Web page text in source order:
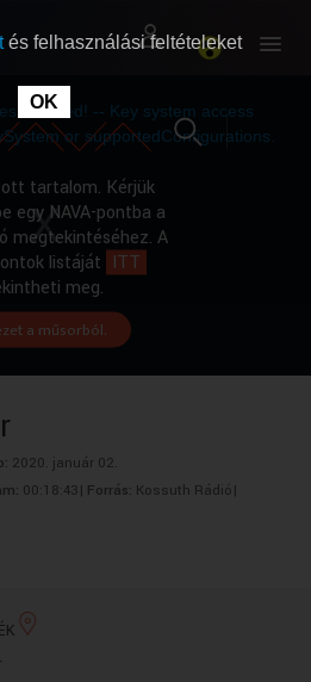
RÓLUNK
OKTATÁS
RÓLUNK
OKTATÁS
Denied! -- Key system access
or supportedConfigurations.
tartalom. Kérjük
egy NAVA-pontba a
megtekintéséhez. A
listáját ITT
meg.
a műsorból.
2020. január 02.
00:18:43| Forrás: Kossuth Rádió|
és felhasználási feltételeket
OK